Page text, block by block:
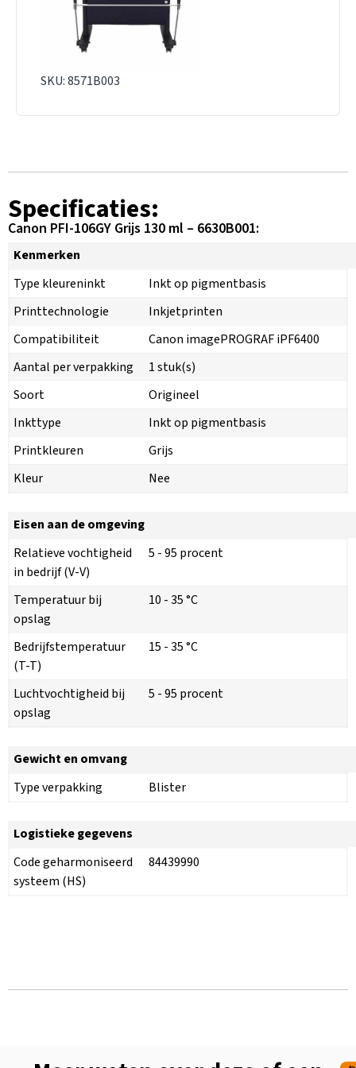
SKU: 8571B003
Specificaties:
Canon PFI-106GY Grijs 130 ml – 6630B001:
Kenmerken
Type kleureninkt
Inkt op pigmentbasis
Printtechnologie
Inkjetprinten
Compatibiliteit
Canon imagePROGRAF iPF6400
Aantal per verpakking
1 stuk(s)
Soort
Origineel
Inkttype
Inkt op pigmentbasis
Printkleuren
Grijs
Kleur
Nee
Eisen aan de omgeving
Relatieve vochtigheid
in bedrijf (V-V)
5 - 95 procent
Temperatuur bij
opslag
10 - 35 °C
Bedrijfstemperatuur
(T-T)
15 - 35 °C
Luchtvochtigheid bij
opslag
5 - 95 procent
Gewicht en omvang
Type verpakking
Blister
Logistieke gegevens
Code geharmoniseerd
systeem (HS)
84439990